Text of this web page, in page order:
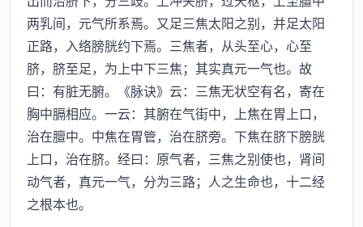
两乳间，元气所系焉。又足三焦太阳之别，并足太阳
正路，入络膀胱约下焉。三焦者，从头至心，心至
脐，脐至足，为上中下三焦；其实真元一气也。故
曰：有脏无腑。《脉诀》云：三焦无状空有名，寄在
胸中膈相应。一云：其腑在气街中，上焦在胃上口，
治在膻中。中焦在胃管，治在脐旁。下焦在脐下膀胱
上口，治在脐。经曰：原气者，三焦之别使也，肾间
动气者，真元一气，分为三路；人之生命也，十二经
之根本也。